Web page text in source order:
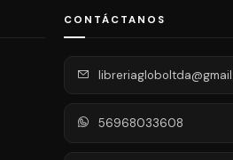
CONTÁCTANOS
56968033608